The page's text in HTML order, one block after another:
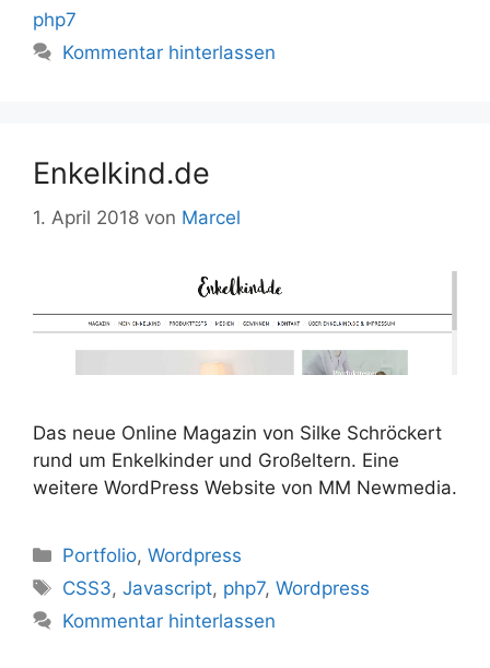
php7
Kommentar hinterlassen
Enkelkind.de
1. April 2018 von Marcel
Das neue Online Magazin von Silke Schröckert
rund um Enkelkinder und Großeltern. Eine
weitere WordPress Website von MM Newmedia.
Kategorien
Portfolio,Wordpress
Schlagwörter
CSS3,Javascript, php7,Wordpress
Kommentar hinterlassen